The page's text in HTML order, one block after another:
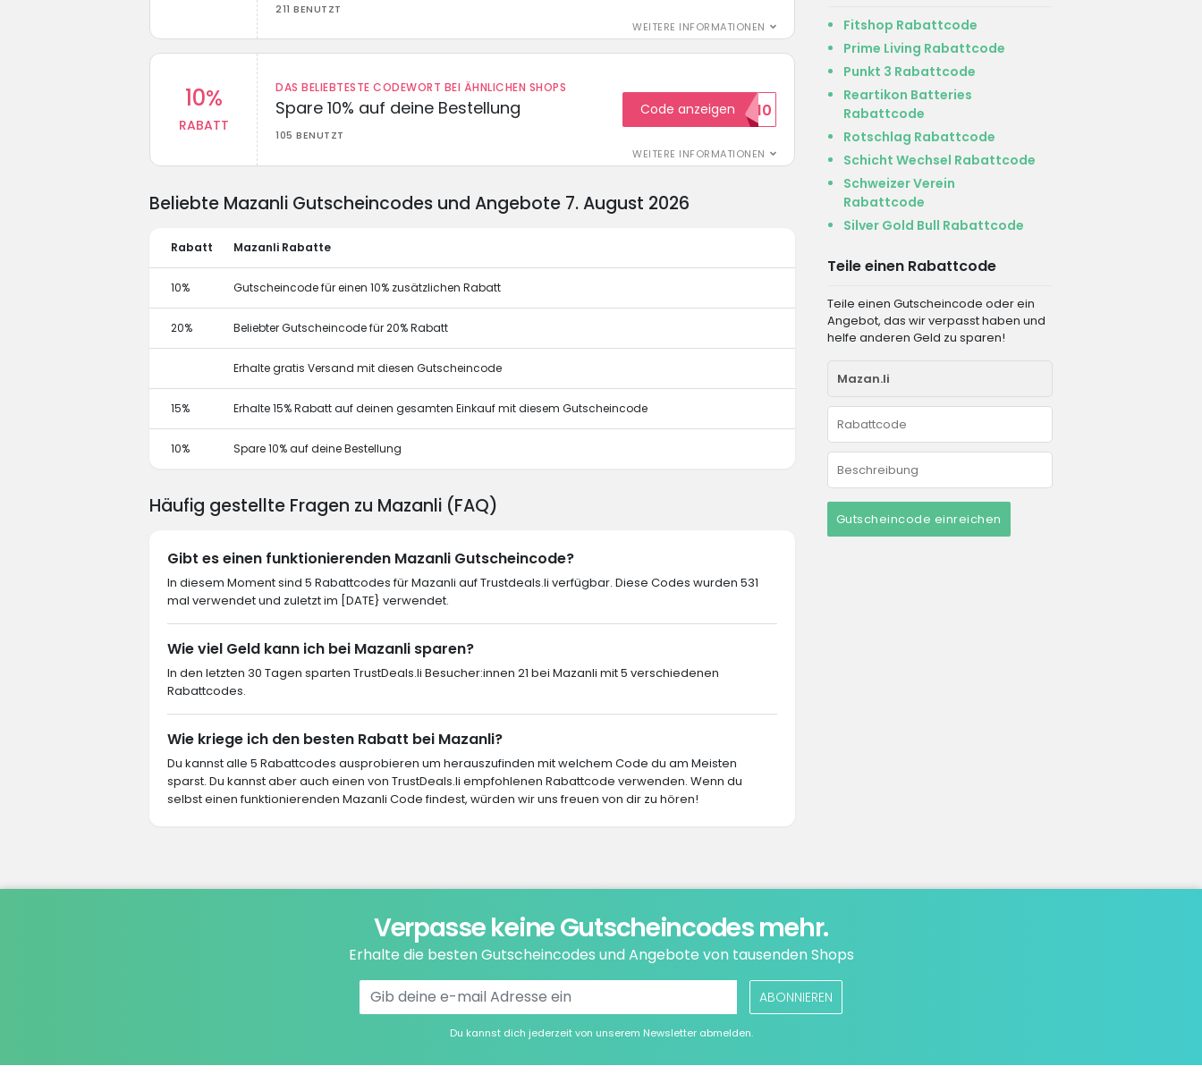
211 BENUTZT
WEITERE INFORMATIONEN
10%
RABATT
DAS BELIEBTESTE CODEWORT BEI ÄHNLICHEN SHOPS
Spare 10% auf deine Bestellung
105 BENUTZT
WEITERE INFORMATIONEN
Code anzeigen
WILKOMMEN10
Fitshop Rabattcode
Prime Living Rabattcode
Punkt 3 Rabattcode
Reartikon Batteries
Rabattcode
Rotschlag Rabattcode
Schicht Wechsel Rabattcode
Schweizer Verein
Rabattcode
Silver Gold Bull Rabattcode
Teile einen Rabattcode
Teile einen Gutscheincode oder ein
Angebot, das wir verpasst haben und
helfe anderen Geld zu sparen!
Gutscheincode einreichen
Beliebte Mazanli Gutscheincodes und Angebote 7. August 2026
Rabatt Mazanli Rabatte
10% Gutscheincode für einen 10% zusätzlichen Rabatt
20% Beliebter Gutscheincode für 20% Rabatt
Erhalte gratis Versand mit diesen Gutscheincode
15% Erhalte 15% Rabatt auf deinen gesamten Einkauf mit diesem Gutscheincode
10% Spare 10% auf deine Bestellung
Häufig gestellte Fragen zu Mazanli (FAQ)
Gibt es einen funktionierenden Mazanli Gutscheincode?
In diesem Moment sind 5 Rabattcodes für Mazanli auf Trustdeals.li verfügbar. Diese Codes wurden 531
mal verwendet und zuletzt im [DATE} verwendet.
Wie viel Geld kann ich bei Mazanli sparen?
In den letzten 30 Tagen sparten TrustDeals.li Besucher:innen 21 bei Mazanli mit 5 verschiedenen
Rabattcodes.
Wie kriege ich den besten Rabatt bei Mazanli?
Du kannst alle 5 Rabattcodes ausprobieren um herauszufinden mit welchem Code du am Meisten
sparst. Du kannst aber auch einen von TrustDeals.li empfohlenen Rabattcode verwenden. Wenn du
selbst einen funktionierenden Mazanli Code findest, würden wir uns freuen von dir zu hören!
Verpasse keine Gutscheincodes mehr.
Erhalte die besten Gutscheincodes und Angebote von tausenden Shops
ABONNIEREN
Du kannst dich jederzeit von unserem Newsletter abmelden.